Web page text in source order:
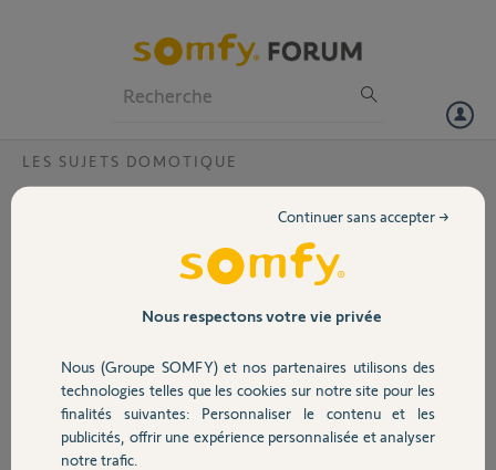
Volet
Sécurité
Domotique
LES SUJETS DOMOTIQUE
Va et Vient Izymo câblage entre les
Bonjour
Dans mon installation et contrairement à
l'image, la phase n'est pas derrière
l'ampoule. Elle est derrière l'autre
interrupteur.
Du coup, je recyclerais bien un des câbles
entre les interrupteurs pour faire remonter la
Nous respectons votre vie privée
Nous (Groupe SOMFY) et nos partenaires utilisons des
technologies telles que les cookies sur notre site pour les
finalités suivantes: Personnaliser le contenu et les
publicités, offrir une expérience personnalisée et analyser
notre trafic.
Continuer sans accepter →